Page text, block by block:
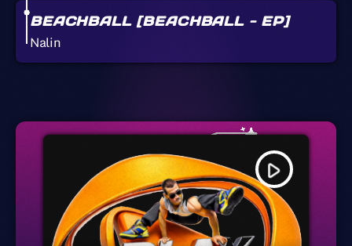
BEACHBALL [BEACHBALL - EP]
Nalin
play_arrow